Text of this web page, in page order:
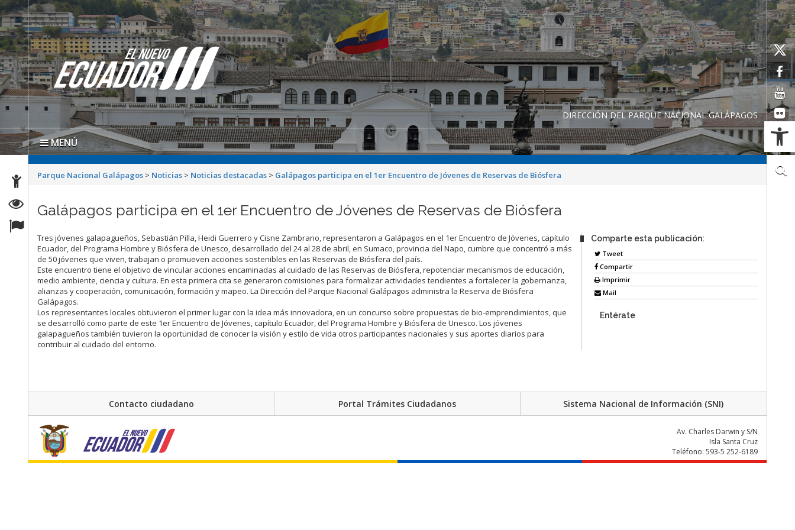
DIRECCIÓN DEL PARQUE NACIONAL GALÁPAGOS
MENÚ
Parque Nacional Galápagos > Noticias > Noticias destacadas > Galápagos participa en el 1er Encuentro de Jóvenes de Reservas de Biósfera
Galápagos participa en el 1er Encuentro de Jóvenes de Reservas de Biósfera
Tres jóvenes galapagueños, Sebastián Pilla, Heidi Guerrero y Cisne Zambrano, representaron a Galápagos en el 1er Encuentro de Jóvenes, capítulo
Ecuador, del Programa Hombre y Biósfera de Unesco, desarrollado del 24 al 28 de abril, en Sumaco, provincia del Napo, cumbre que concentró a más
de 50 jóvenes que viven, trabajan o promueven acciones sostenibles en las Reservas de Biósfera del país.
Este encuentro tiene el objetivo de vincular acciones encaminadas al cuidado de las Reservas de Biósfera, repotenciar mecanismos de educación,
medio ambiente, ciencia y cultura. En esta primera cita se generaron comisiones para formalizar actividades tendientes a fortalecer la gobernanza,
alianzas y cooperación, comunicación, formación y mapeo. La Dirección del Parque Nacional Galápagos administra la Reserva de Biósfera
Galápagos.
Los representantes locales obtuvieron el primer lugar con la idea más innovadora, en un concurso sobre propuestas de bio-emprendimientos, que
se desarrolló como parte de este 1er Encuentro de Jóvenes, capítulo Ecuador, del Programa Hombre y Biósfera de Unesco. Los jóvenes
galapagueños también tuvieron la oportunidad de conocer la visión y estilo de vida otros participantes nacionales y sus aportes diarios para
contribuir al cuidado del entorno.
Comparte esta publicación:
Tweet
Compartir
Imprimir
Mail
Entérate
Contacto ciudadano Portal Trámites Ciudadanos Sistema Nacional de Información (SNI)
Av. Charles Darwin y S/N
Isla Santa Cruz
Teléfono: 593-5 252-6189